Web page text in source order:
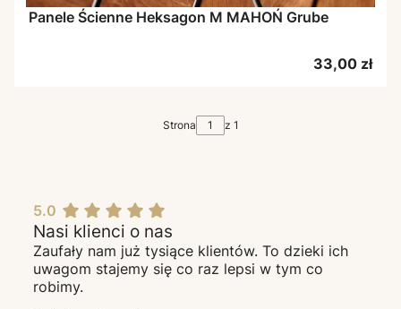
Panele Ścienne Heksagon M MAHOŃ Grube
Cena
33,00 zł
Strona z 1
5.0
Nasi klienci o nas
Zaufały nam już tysiące klientów. To dzieki ich
uwagom stajemy się co raz lepsi w tym co
robimy.